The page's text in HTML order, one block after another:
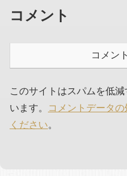
コメント
コメン
このサイトはスパムを低
います。
コメントデータ
ください。